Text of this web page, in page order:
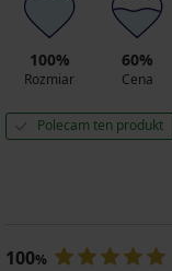
100%
Rozmiar
60%
Cena
Polecam ten produkt
100%